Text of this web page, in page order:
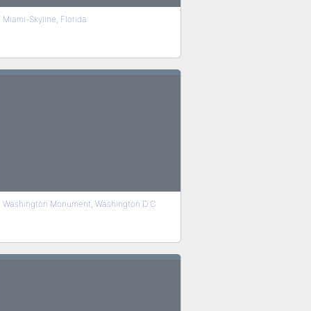
Miami-Skyline, Florida
Washington Monument, Washington D.C.